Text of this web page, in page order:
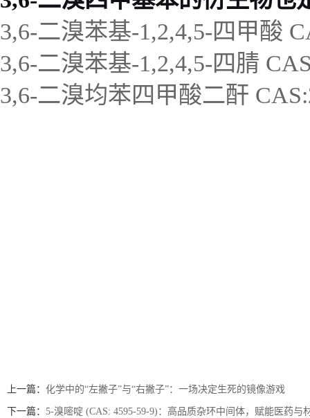
3,6-二溴苯基-1,2,4,5-四甲酸
3,6-二溴苯基-1,2,4,5-四腈
3,6-二溴均苯四甲酸二酐 CAS:
上一篇： 化学中的“左撇子”与“右撇子”：一场决定生死的镜像游戏
下一篇： 5-溴嘧啶 (CAS: 4595-59-9)：高品质杂环中间体，赋能医药与